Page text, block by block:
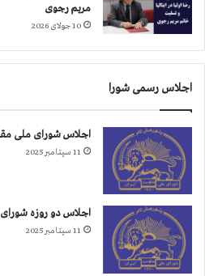
مریم رجوی
10 جولای 2026
اجلاس رسمی شورا
اجلاس شورای ملی
11 سپتامبر 2025
اجلاس دو روزه
11 سپتامبر 2025